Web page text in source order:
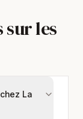
sur les
La